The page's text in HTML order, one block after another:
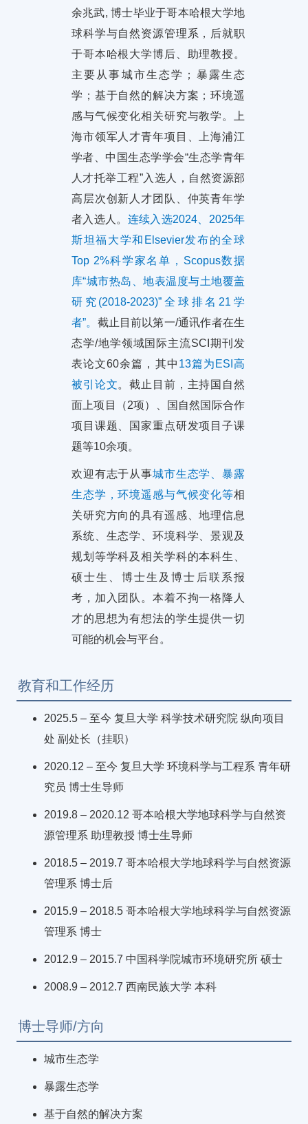
余兆武, 博士毕业于哥本哈根大学地
球科学与自然资源管理系，后就职
于哥本哈根大学博后、助理教授。
主要从事城市生态学；暴露生态
学；基于自然的解决方案；环境遥
感与气候变化相关研究与教学。上
海市领军人才青年项目、上海浦江
学者、中国生态学学会“生态学青年
人才托举工程”入选人，自然资源部
高层次创新人才团队、仲英青年学
者入选人。 连续入选2024、2025年
斯坦福大学和Elsevier发布的全球
Top 2%科学家名单，Scopus数据
库“城市热岛、地表温度与土地覆盖
研究(2018-2023)”全球排名21学
者”。 截止目前以第一/通讯作者在生
态学/地学领域国际主流SCI期刊发
表论文60余篇，其中 13篇为ESI高
被引论文。截止目前，主持国自然
面上项目（2项）、国自然国际合作
项目课题、国家重点研发项目子课
题等10余项。
欢迎有志于从事城市生态学、暴露
生态学，环境遥感与气候变化等相
关研究方向的具有遥感、地理信息
系统、生态学、环境科学、景观及
规划等学科及相关学科的本科生、
硕士生、博士生及博士后联系报
考，加入团队。本着不拘一格降人
才的思想为有想法的学生提供一切
可能的机会与平台。
教育和工作经历
2025.5 – 至今 复旦大学 科学技术研究院 纵向项目
处 副处长（挂职）
2020.12 – 至今 复旦大学 环境科学与工程系 青年研
究员 博士生导师
2019.8 – 2020.12 哥本哈根大学地球科学与自然资
源管理系 助理教授 博士生导师
2018.5 – 2019.7 哥本哈根大学地球科学与自然资源
管理系 博士后
2015.9 – 2018.5 哥本哈根大学地球科学与自然资源
管理系 博士
2012.9 – 2015.7 中国科学院城市环境研究所 硕士
2008.9 – 2012.7 西南民族大学 本科
博士导师/方向
城市生态学
暴露生态学
基于自然的解决方案